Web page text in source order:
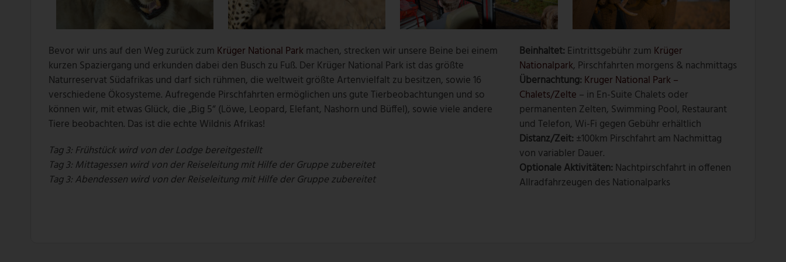
Bevor wir uns auf den Weg zurück zum Krüger National Park machen, strecken wir unsere Beine bei einem
kurzen Spaziergang und erkunden dabei den Busch zu Fuß. Der Krüger National Park ist das größte
Naturreservat Südafrikas und darf sich rühmen, die weltweit größte Artenvielfalt zu besitzen, sowie 16
verschiedene Ökosysteme. Aufregende Pirschfahrten ermöglichen uns gute Tierbeobachtungen und so
können wir, mit etwas Glück, die „Big 5“ (Löwe, Leopard, Elefant, Nashorn und Büffel), sowie viele andere
Tiere beobachten. Das ist die echte Wildnis Afrikas!
Tag 3: Frühstück wird von der Lodge bereitgestellt
Tag 3: Mittagessen wird von der Reiseleitung mit Hilfe der Gruppe zubereitet
Tag 3: Abendessen wird von der Reiseleitung mit Hilfe der Gruppe zubereitet
Beinhaltet:Eintrittsgebühr zum Krüger
Nationalpark, Pirschfahrten morgens & nachmittags
Übernachtung:Kruger National Park –
Chalets/Zelte – in En-Suite Chalets oder
permanenten Zelten, Swimming Pool, Restaurant
und Telefon, Wi-Fi gegen Gebühr erhältlich
Distanz/Zeit:±100km Pirschfahrt am Nachmittag
von variabler Dauer.
Optionale Aktivitäten:Nachtpirschfahrt in offenen
Allradfahrzeugen des Nationalparks